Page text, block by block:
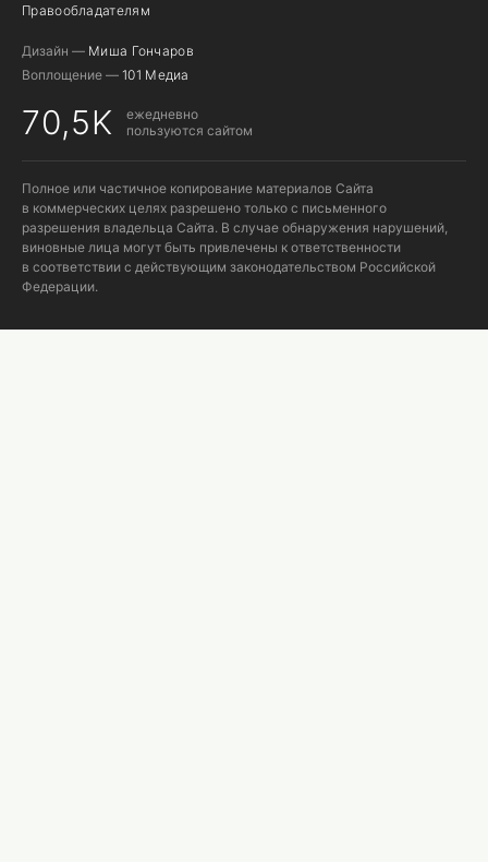
Правообладателям
Дизайн — Миша Гончаров
Воплощение — 101 Медиа
70,5K
ежедневно
пользуются сайтом
Полное или частичное копирование материалов Сайта
в коммерческих целях разрешено только с письменного
разрешения владельца Сайта. В случае обнаружения нарушений,
виновные лица могут быть привлечены к ответственности
в соответствии с действующим законодательством Российской
Федерации.